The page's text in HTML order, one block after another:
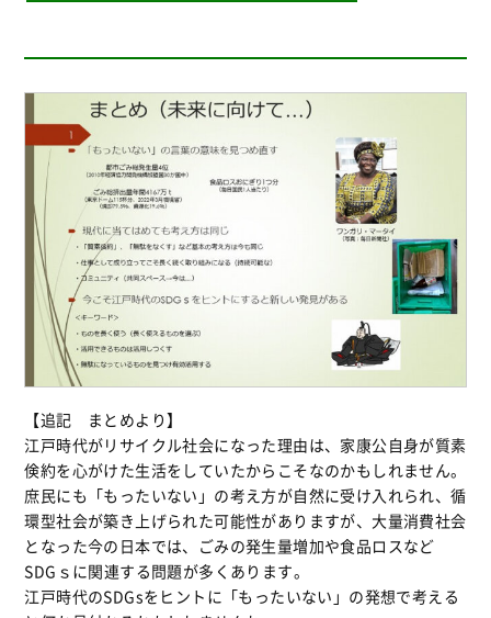
【追記 まとめより】
江戸時代がリサイクル社会になった理由は、家康公自身が質素
倹約を心がけた生活をしていたからこそなのかもしれません。
庶民にも「もったいない」の考え方が自然に受け入れられ、循
環型社会が築き上げられた可能性がありますが、大量消費社会
となった今の日本では、ごみの発生量増加や食品ロスなど
SDGｓに関連する問題が多くあります。
江戸時代のSDGsをヒントに「もったいない」の発想で考える